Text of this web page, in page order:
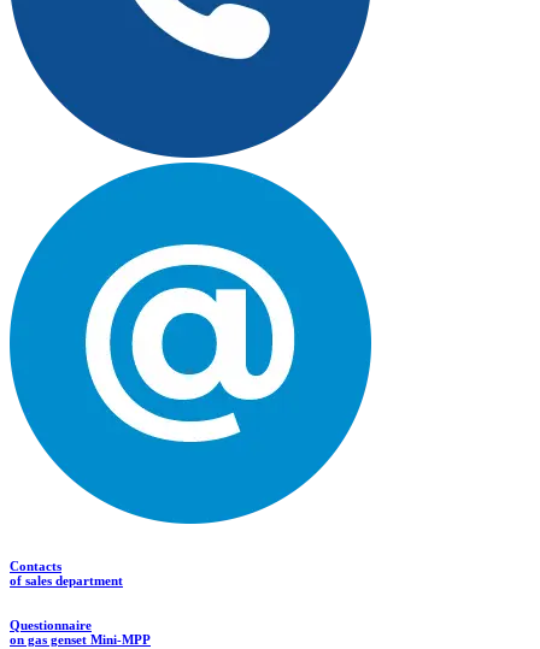
Contacts
of sales department
Questionnaire
on gas genset Mini-MPP